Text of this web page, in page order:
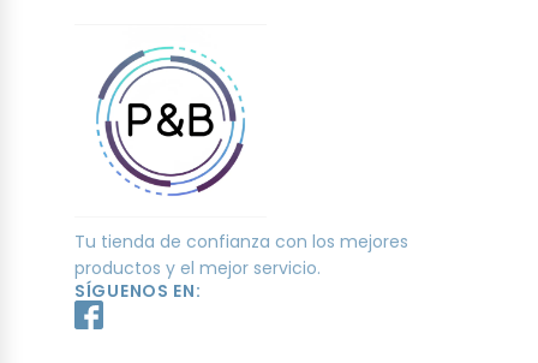
Tu tienda de confianza con los mejores
productos y el mejor servicio.
SÍGUENOS EN: